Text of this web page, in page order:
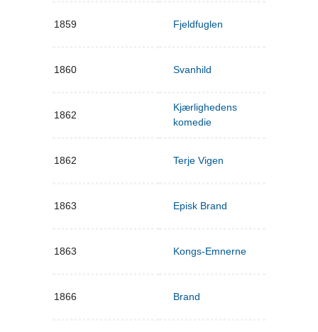
1859 Fjeldfuglen
1860 Svanhild
1862
Kjærlighedens
komedie
1862 Terje Vigen
1863 Episk Brand
1863 Kongs-Emnerne
1866 Brand